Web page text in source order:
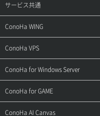
サービス共通
サポートトップ
ご契約・お支払い
用語集
お問い合わせ
ConoHa WING
サポートトップ
ご利用ガイド
お乗り換えガイド
ConoHa VPS
サポートトップ
ご利用ガイド
ConoHa for Windows Server
サポートトップ
ご利用ガイド
ConoHa for GAME
サポートトップ
ConoHa AI Canvas